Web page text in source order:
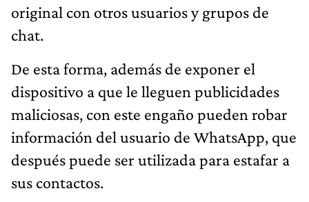
original con otros usuarios y grupos de
chat.
De esta forma, además de exponer el
dispositivo a que le lleguen publicidades
maliciosas, con este engaño pueden robar
información del usuario de WhatsApp, que
después puede ser utilizada para estafar a
sus contactos.